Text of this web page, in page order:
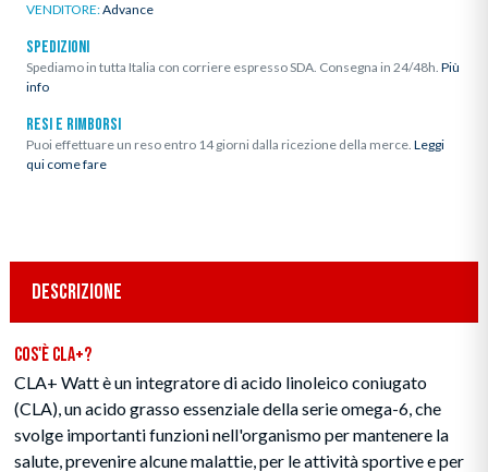
VENDITORE:Advance
SPEDIZIONI
Spediamo in tutta Italia con corriere espresso SDA. Consegna in 24/48h. Più
info
RESI E RIMBORSI
Puoi effettuare un reso entro 14 giorni dalla ricezione della merce. Leggi
qui come fare
DESCRIZIONE
Cos'è CLA+?
CLA+ Watt è un integratore di acido linoleico coniugato
(CLA), un acido grasso essenziale della serie omega-6, che
svolge importanti funzioni nell'organismo per mantenere la
salute, prevenire alcune malattie, per le attività sportive e per